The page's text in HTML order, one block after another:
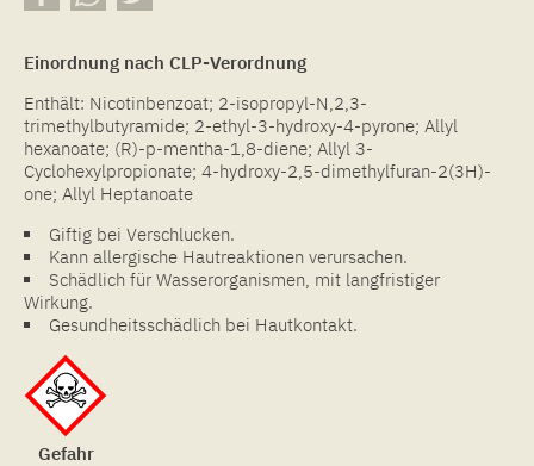
Einordnung nach CLP-Verordnung
Enthält: Nicotinbenzoat; 2-isopropyl-N,2,3-
trimethylbutyramide; 2-ethyl-3-hydroxy-4-pyrone; Allyl
hexanoate; (R)-p-mentha-1,8-diene; Allyl 3-
Cyclohexylpropionate; 4-hydroxy-2,5-dimethylfuran-2(3H)-
one; Allyl Heptanoate
Giftig bei Verschlucken.
Kann allergische Hautreaktionen verursachen.
Schädlich für Wasserorganismen, mit langfristiger
Wirkung.
Gesundheitsschädlich bei Hautkontakt.
Gefahr